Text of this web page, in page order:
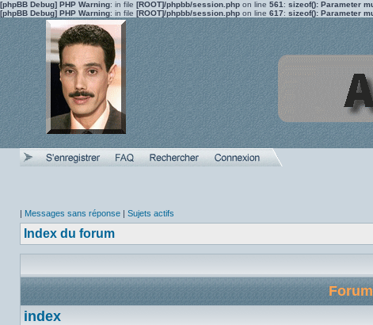
[phpBB Debug] PHP Warning: in file [ROOT]/phpbb/session.php on line 561 : sizeof(): Parameter
[phpBB Debug] PHP Warning: in file [ROOT]/phpbb/session.php on line 617: sizeof(): Parameter
| Messages sans réponse | Sujets actifs
Index du forum
index